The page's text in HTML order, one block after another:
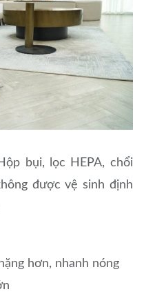
bụi, lọc HEPA, chổi
được vệ sinh định
hơn, nhanh nóng